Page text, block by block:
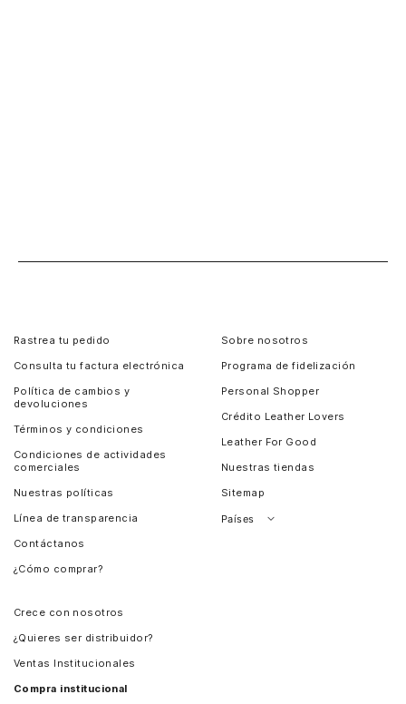
Rastrea tu pedido
Consulta tu factura electrónica
Política de cambios y
devoluciones
Términos y condiciones
Condiciones de actividades
comerciales
Nuestras políticas
Línea de transparencia
Contáctanos
¿Cómo comprar?
Sobre nosotros
Programa de fidelización
Personal Shopper
Crédito Leather Lovers
Leather For Good
Nuestras tiendas
Sitemap
Países
Crece con nosotros
¿Quieres ser distribuidor?
Ventas Institucionales
Compra institucional